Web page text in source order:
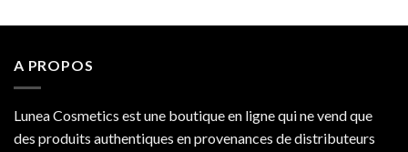
A PROPOS
Lunea Cosmetics est une boutique en ligne qui ne vend que
des produits authentiques en provenances de distributeurs